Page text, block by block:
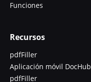
Funciones
Recursos
pdfFiller
Aplicación móvil DocHub
pdfFiller